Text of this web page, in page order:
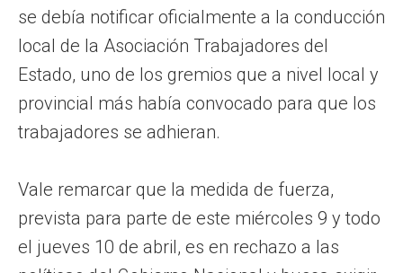
se debía notificar oficialmente a la conducción
local de la Asociación Trabajadores del
Estado, uno de los gremios que a nivel local y
provincial más había convocado para que los
trabajadores se adhieran.
Vale remarcar que la medida de fuerza,
prevista para parte de este miércoles 9 y todo
el jueves 10 de abril, es en rechazo a las